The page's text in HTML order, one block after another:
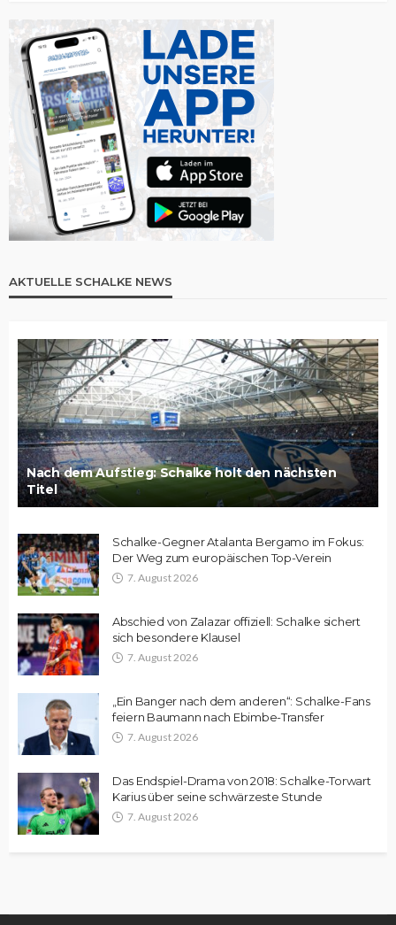
AKTUELLE SCHALKE NEWS
Nach dem Aufstieg: Schalke holt den nächsten
Titel
Schalke-Gegner Atalanta Bergamo im Fokus:
Der Weg zum europäischen Top-Verein
7. August 2026
Abschied von Zalazar offiziell: Schalke sichert
sich besondere Klausel
7. August 2026
„Ein Banger nach dem anderen“: Schalke-Fans
feiern Baumann nach Ebimbe-Transfer
7. August 2026
Das Endspiel-Drama von 2018: Schalke-Torwart
Karius über seine schwärzeste Stunde
7. August 2026